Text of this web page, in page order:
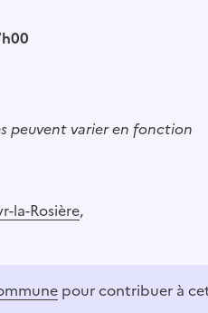
peuvent varier en fonction
la-Rosière,
pour contribuer à